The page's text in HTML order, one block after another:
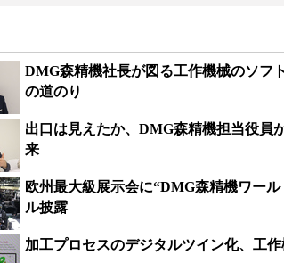
DMG森精機社長が図る工作機械のソフ
の道のり
出口は見えたか、DMG森精機担当役員
来
欧州最大級展示会に“DMG森精機ワー
ル披露
加工プロセスのデジタルツイン化、工